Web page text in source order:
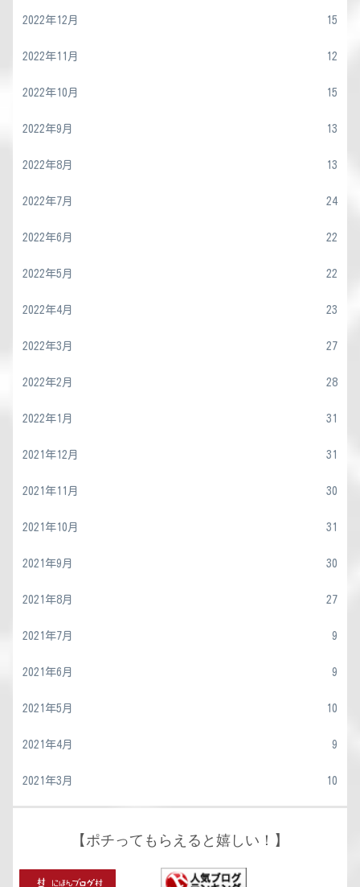
2022年12月 15
2022年11月 12
2022年10月 15
2022年9月 13
2022年8月 13
2022年7月 24
2022年6月 22
2022年5月 22
2022年4月 23
2022年3月 27
2022年2月 28
2022年1月 31
2021年12月 31
2021年11月 30
2021年10月 31
2021年9月 30
2021年8月 27
2021年7月 9
2021年6月 9
2021年5月 10
2021年4月 9
2021年3月 10
【ポチってもらえると嬉しい！】